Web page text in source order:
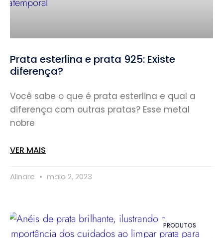
Prata esterlina e prata 925: Existe
diferença?
Você sabe o que é prata esterlina e qual a
diferença com outras pratas? Esse metal
nobre
VER MAIS
Alinare maio 2, 2023
PRODUTOS